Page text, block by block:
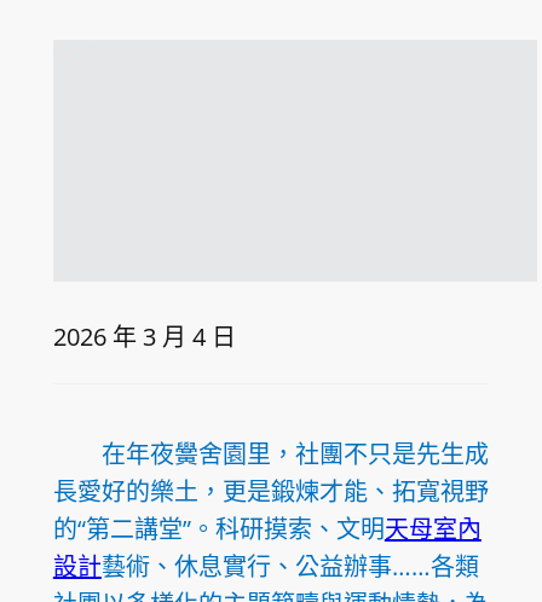
2026 年 3 月 4 日
在年夜黌舍園里，社團不只是先生成
長愛好的樂土，更是鍛煉才能、拓寬視野
的“第二講堂”。科研摸索、文明天母室內
設計藝術、休息實行、公益辦事……各類